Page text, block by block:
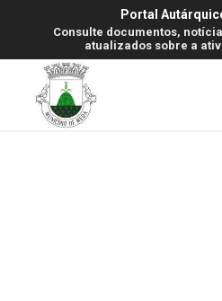
Portal
Consulte documentos,
atualizados sobre a